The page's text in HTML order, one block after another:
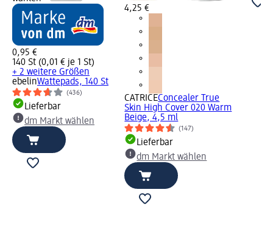
0,95 €
140 St (0,01 € je 1 St)
+ 2 weitere Größen
ebelinWattepads, 140 St
(436)
Lieferbar
dm Markt wählen
4,25 €
CATRICEConcealer True
Skin High Cover 020 Warm
Beige, 4,5 ml
(147)
Lieferbar
dm Markt wählen